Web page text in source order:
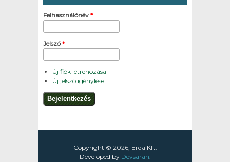
Felhasználónév *
Jelszó*
Új fiók létrehozása
Új jelszó igénylése
Copyright © 2026, Erda Kft.
Developed by Devsaran.